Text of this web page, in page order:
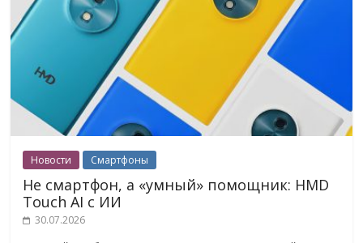
Новости Смартфоны
Не смартфон, а «умный» помощник: HMD
Touch AI с ИИ
30.07.2026